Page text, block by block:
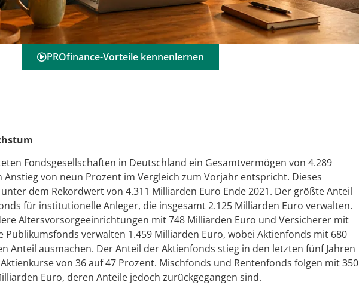
PROfinance-Vorteile kennenlernen
Fondsgesellschaften in Deutschland ein Gesamtvermögen von 4.289
Anstieg von neun Prozent im Vergleich zum Vorjahr entspricht. Dieses
dem Rekordwert von 4.311 Milliarden Euro Ende 2021. Der größte Anteil
für institutionelle Anleger, die insgesamt 2.125 Milliarden Euro verwalten.
Altersvorsorgeeinrichtungen mit 748 Milliarden Euro und Versicherer mit
Publikumsfonds verwalten 1.459 Milliarden Euro, wobei Aktienfonds mit 680
Anteil ausmachen. Der Anteil der Aktienfonds stieg in den letzten fünf Jahren
von 36 auf 47 Prozent. Mischfonds und Rentenfonds folgen mit 350
Euro, deren Anteile jedoch zurückgegangen sind.